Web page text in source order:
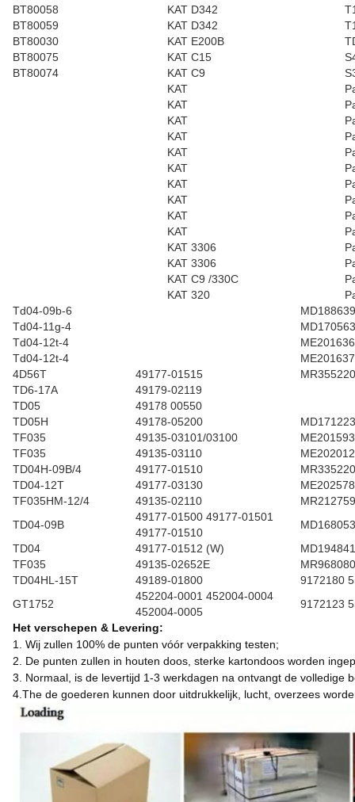
BT80058
KAT D342
BT80059
KAT D342
BT80030
KAT E200B
BT80075
KAT C15
BT80074
KAT C9
KAT
KAT
KAT
KAT
KAT
KAT
KAT
KAT
KAT
KAT
KAT 3306
KAT 3306
KAT C9 /330C
KAT 320
Td04-09b-6
MD188639
Td04-11g-4
MD170563
Td04-12t-4
ME201636
Td04-12t-4
ME201637
4D56T
49177-01515
MR355220
TD6-17A
49179-02119
TD05
49178 00550
TD05H
49178-05200
MD171223
TF035
49135-03101/03100
ME201593
TF035
49135-03110
ME202012
TD04H-09B/4
49177-01510
TD04-12T
49177-03130
ME202578
TF035HM-12/4
49135-02110
MR212759
TD04-09B
49177-01500 49177-01501
49177-01510
TD04
49177-01512 (W)
MD194841
TF035
49135-02652E
MR968080
TD04HL-15T
49189-01800
9172180
GT1752
452204-0001 452004-0004
452004-0005
9172123
Het verschepen & Levering:
1. Wij zullen 100% de punten vóór verpakking testen;
2. De punten zullen in houten doos, sterke kartondoos worden
3. Normaal, is de levertijd 1-3 werkdagen na ontvangt de volledige
4.The de goederen kunnen door uitdrukkelijk, lucht, overzees